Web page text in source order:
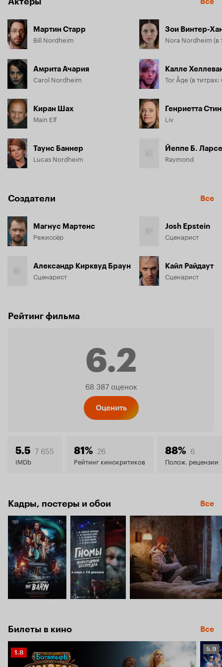
Мартин Старр
Bill Nordheim
Амрита Ачария
Carol Nordheim
Киран Шах
Main Elf
Таунс Баннер
Lucas Nordheim
Зои Винтер-
Калле
Генриетта
Liv
Йеппе Б.
Raymond
Создатели Все
Магнус Мартенс
Режиссёр
Александр Кирквуд Браун
Сценарист
Josh Epstein
Сценарист
Кайл Райдаут
Сценарист
Рейтинг фильма
6.2
Рейтинг
6.2
68 387 оценок
Оценить
5.5 7 655
IMDb
81% 26
Рейтинг кинокритиков
88% 6
Полож. рецензии
Кадры, постеры и обои Все
Билеты в кино Все
Рейтинг
Кинопоиска
1.8 5.9